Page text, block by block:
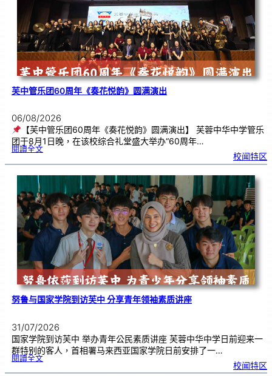
芙中管乐团60周年《奏花悦韵》圆满演出
06/08/2026
【芙中管乐团60周年《奏花悦韵》圆满演出】 芙蓉中华中学管乐
团于8月1日晚，在该校综合礼堂盛大举办“60周年…
閱讀全文:芙
乐
6
0
《
奏
花
悦
韵
》
圆
满
演
出
校闻特区
努鲁与国家学院到访芙中 分享青年领袖素质讲座
31/07/2026
国家学院到访芙中 举办青年公民素质讲座 芙蓉中华中学日前迎来一
群特别的客人，首相署马来西亚国家学院日前安排了一…
閱讀全文:努 校闻特区